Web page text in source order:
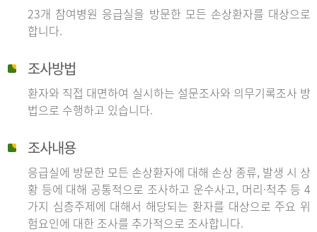
23개 참여병원 응급실을 방문한 모든 손상환자를 대상으로
합니다.
조사방법
환자와 직접 대면하여 실시하는 설문조사와 의무기록조사 방
법으로 수행하고 있습니다.
조사내용
응급실에 방문한 모든 손상환자에 대해 손상 종류, 발생 시 상
황 등에 대해 공통적으로 조사하고 운수사고, 머리·척추 등 4
가지 심층주제에 대해서 해당되는 환자를 대상으로 주요 위
험요인에 대한 조사를 추가적으로 조사합니다.